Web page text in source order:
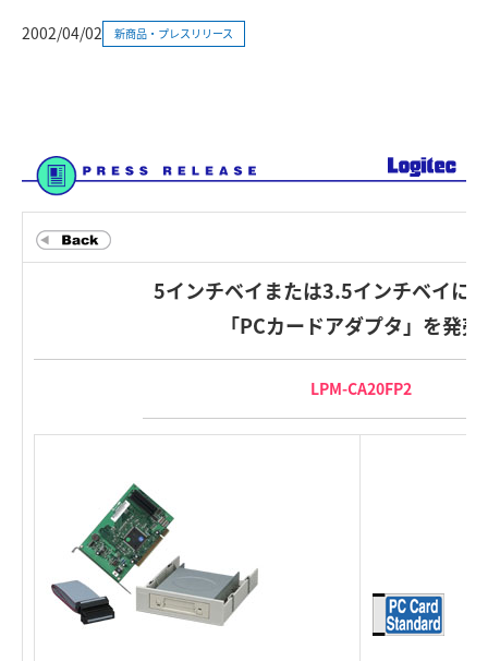
2002/04/02 新商品・プレスリリース
5インチベイまたは3.5インチベイに
「PCカードアダプタ」を発売
LPM-CA20FP2